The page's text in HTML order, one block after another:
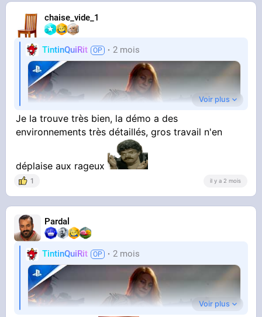
chaise_vide_1
TintinQuiRit 2 mois
God of War Laufey - Gameplay Reveal Trailer |
PlayStation
Putain mais
Voir plus
Je la trouve très bien, la démo a des
environnements très détaillés, gros travail n'en
déplaise aux rageux
1 il y a 2 mois
Pardal
TintinQuiRit 2 mois
Voir plus